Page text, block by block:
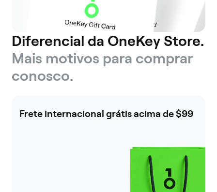
Diferencial da OneKey Store.
Mais motivos para comprar
conosco.
Frete internacional grátis acima de $99